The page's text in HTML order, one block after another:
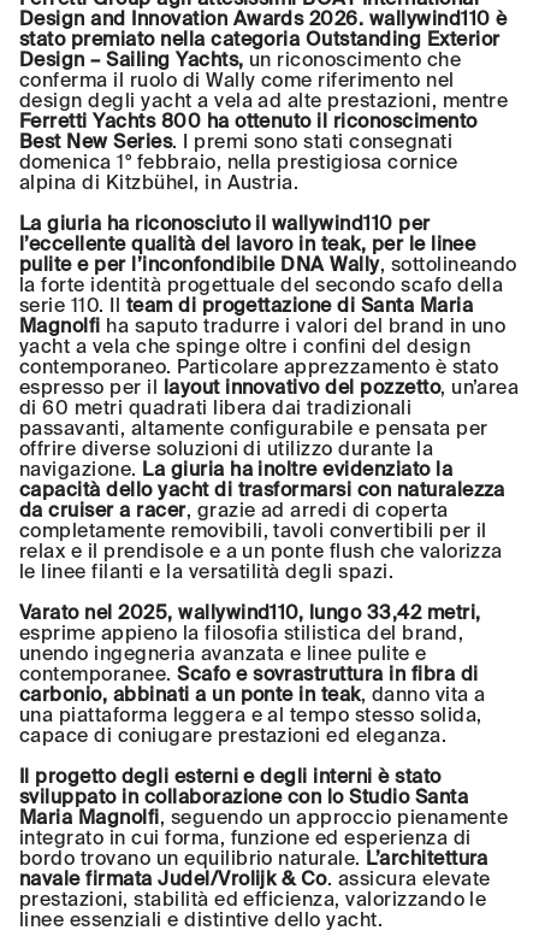
Design and Innovation Awards 2026. wallywind110 è
stato premiato nella categoria Outstanding Exterior
Design – Sailing Yachts, un riconoscimento che
conferma il ruolo di Wally come riferimento nel
design degli yacht a vela ad alte prestazioni, mentre
Ferretti Yachts 800 ha ottenuto il riconoscimento
Best New Series. I premi sono stati consegnati
domenica 1° febbraio, nella prestigiosa cornice
alpina di Kitzbühel, in Austria.
La giuria ha riconosciuto il wallywind110 per
l’eccellente qualità del lavoro in teak, per le linee
pulite e per l’inconfondibile DNA Wally, sottolineando
la forte identità progettuale del secondo scafo della
serie 110. Il team di progettazione di Santa Maria
Magnolfi ha saputo tradurre i valori del brand in uno
yacht a vela che spinge oltre i confini del design
contemporaneo. Particolare apprezzamento è stato
espresso per il
layout innovativo del pozzetto, un’area
di 60 metri quadrati libera dai tradizionali
passavanti, altamente configurabile e pensata per
offrire diverse soluzioni di utilizzo durante la
navigazione. La giuria ha inoltre evidenziato la
capacità dello yacht di trasformarsi con naturalezza
da cruiser a racer, grazie ad arredi di coperta
completamente removibili, tavoli convertibili per il
relax e il prendisole e a un ponte flush che valorizza
le linee filanti e la versatilità degli spazi.
Varato nel 2025, wallywind110, lungo 33,42 metri,
esprime appieno la filosofia stilistica del brand,
unendo ingegneria avanzata e linee pulite e
contemporanee.Scafo e sovrastruttura in fibra di
carbonio, abbinati a un ponte in teak, danno vita a
una piattaforma leggera e al tempo stesso solida,
capace di coniugare prestazioni ed eleganza.
Il progetto degli esterni e degli interni è stato
sviluppato in collaborazione con lo Studio Santa
Maria Magnolfi, seguendo un approccio pienamente
integrato in cui forma, funzione ed esperienza di
bordo trovano un equilibrio naturale. L’architettura
navale firmata Judel/Vrolijk & Co. assicura elevate
prestazioni, stabilità ed efficienza, valorizzando le
linee essenziali e distintive dello yacht.